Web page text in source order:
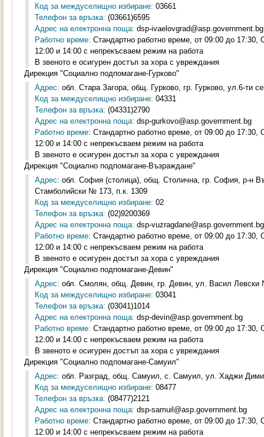
Код за междуселищно избиране: 03661
Телефон за връзка: (03661)6595
Адрес на електронна поща: dsp-ivaelovgrad@asp.government.bg
Работно време: Стандартно работно време, от 09:00 до
12:00 и 14:00 с непрекъсваем режим на работа
В звеното е осигурен достъп за хора с увреждания
Дирекция "Социално подпомагане-Гурково"
Адрес: обл. Стара Загора, общ. Гурково, гр. Гурково, ул.6-ти
Код за междуселищно избиране: 04331
Телефон за връзка: (04331)2790
Адрес на електронна поща: dsp-gurkovo@asp.government.bg
Работно време: Стандартно работно време, от 09:00 до
12:00 и 14:00 с непрекъсваем режим на работа
В звеното е осигурен достъп за хора с увреждания
Дирекция "Социално подпомагане-Възраждане"
Адрес: обл. София (столица), общ. Столична, гр. София, р-н
Стамболийски № 173, п.к. 1309
Код за междуселищно избиране: 02
Телефон за връзка: (02)9200369
Адрес на електронна поща: dsp-vuzragdane@asp.government.bg
Работно време: Стандартно работно време, от 09:00 до
12:00 и 14:00 с непрекъсваем режим на работа
В звеното е осигурен достъп за хора с увреждания
Дирекция "Социално подпомагане-Девин"
Адрес: обл. Смолян, общ. Девин, гр. Девин, ул. Васил Левски
Код за междуселищно избиране: 03041
Телефон за връзка: (03041)1014
Адрес на електронна поща: dsp-devin@asp.government.bg
Работно време: Стандартно работно време, от 09:00 до
12:00 и 14:00 с непрекъсваем режим на работа
В звеното е осигурен достъп за хора с увреждания
Дирекция "Социално подпомагане-Самуил"
Адрес: обл. Разград, общ. Самуил, с. Самуил, ул. Хаджи
Код за междуселищно избиране: 08477
Телефон за връзка: (08477)2121
Адрес на електронна поща: dsp-samuil@asp.government.bg
Работно време: Стандартно работно време, от 09:00 до
12:00 и 14:00 с непрекъсваем режим на работа